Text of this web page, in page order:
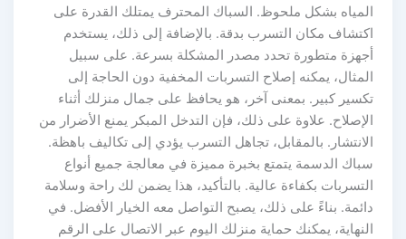
المياه بشكل ملحوظ. السباك المحترف يمتلك القدرة على
اكتشاف مكان التسرب بدقة. بالإضافة إلى ذلك، يستخدم
أجهزة متطورة تحدد مصدر المشكلة بسرعة. على سبيل
المثال، يمكنه إصلاح التسربات المخفية دون الحاجة إلى
تكسير كبير. بمعنى آخر، هو يحافظ على جمال منزلك أثناء
الإصلاح. علاوة على ذلك، فإن التدخل المبكر يمنع الأضرار من
الانتشار. بالمقابل، تجاهل التسرب يؤدي إلى تكاليف باهظة.
سباك الدسمة يتمتع بخبرة مميزة في معالجة جميع أنواع
التسربات بكفاءة عالية. بالتأكيد، هذا يضمن لك راحة وسلامة
دائمة. بناءً على ذلك، يصبح التواصل معه الخيار الأفضل. في
النهاية، يمكنك حماية منزلك اليوم عبر الاتصال على الرقم